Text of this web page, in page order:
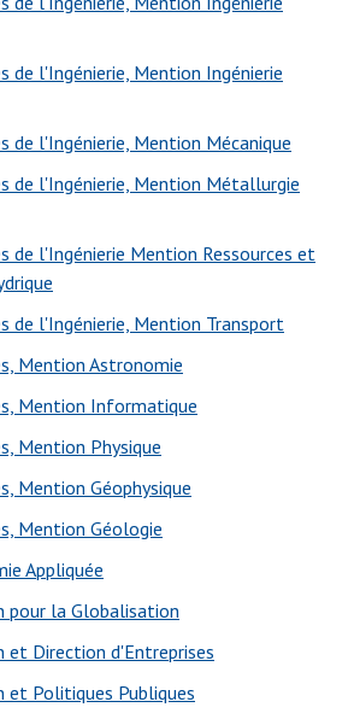
de l'Ingénierie, Mention Ingénierie
de l'Ingénierie, Mention Mécanique
de l'Ingénierie, Mention Métallurgie
de l'Ingénierie Mention Ressources et
de l'Ingénierie, Mention Transport
Mention Astronomie
Mention Informatique
Mention Physique
Mention Géophysique
Mention Géologie
Appliquée
pour la Globalisation
et Direction d'Entreprises
et Politiques Publiques